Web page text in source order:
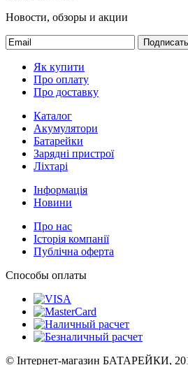
Новости, обзоры и акции
Як купити
Про оплату
Про доставку
Каталог
Акумулятори
Батарейки
Зарядні пристрої
Ліхтарі
Інформація
Новини
Про нас
Історія компанії
Публічна оферта
Способы оплаты
© Інтернет-магазин БАТАРЕЙКИ,